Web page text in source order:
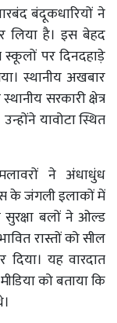
बंदूकधारियों ने
है। इस बेहद
पर दिनदहाड़े
स्थानीय अखबार
सरकारी क्षेत्र
यावोटा स्थित
ने अंधाधुंध
के जंगली इलाकों में
सुरक्षा बलों ने ओल्ड
रास्तों को सील
यह वारदात
को बताया कि